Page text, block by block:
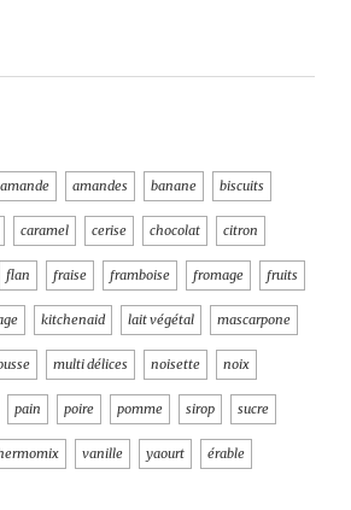
amande amandes banane biscuits
caramel cerise chocolat citron
flan fraise framboise fromage fruits
kitchenaid lait végétal mascarpone
multi délices noisette noix
pain poire pomme sirop sucre
vanille yaourt érable